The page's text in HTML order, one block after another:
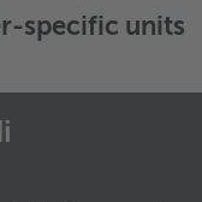
specific units